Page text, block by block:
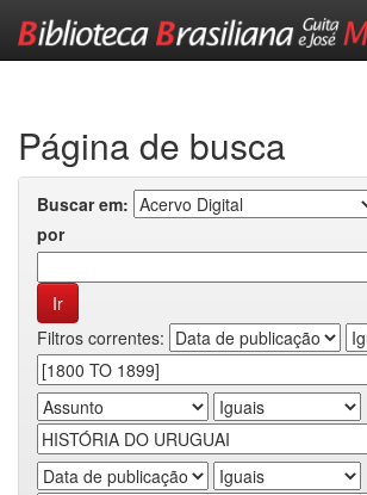
Página de busca
Buscar em:
por
Filtros correntes: